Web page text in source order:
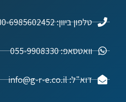
טלפון ביוון: 30-6985602452
וואטסאפ: 055-9908330
דוא"ל: info@g-r-e.co.il